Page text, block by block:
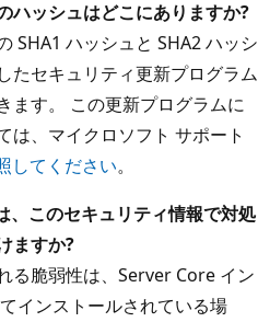
ハッシュはどこにありますか?
SHA1 ハッシュと SHA2 ハッシ
たセキュリティ更新プログラム
ます。 この更新プログラムに
は、マイクロソフト サポート
してください。
このセキュリティ情報で対処
ますか?
る脆弱性は、Server Core イン
インストールされている場